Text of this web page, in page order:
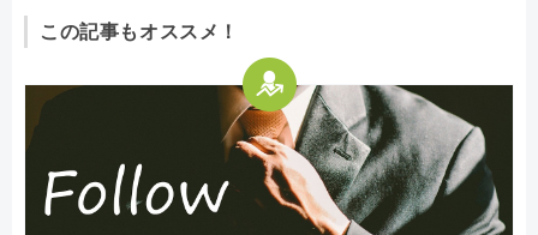
この記事もオススメ！